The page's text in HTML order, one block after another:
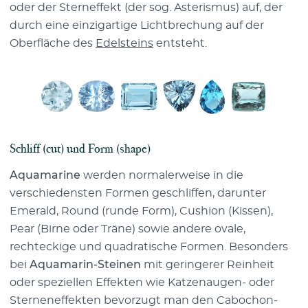
oder der Sterneffekt (der sog. Asterismus) auf, der
durch eine einzigartige Lichtbrechung auf der
Oberfläche des Edelsteins entsteht.
Schliff (cut) und Form (shape)
Aquamarine werden normalerweise in die
verschiedensten Formen geschliffen, darunter
Emerald, Round (runde Form), Cushion (Kissen),
Pear (Birne oder Träne) sowie andere ovale,
rechteckige und quadratische Formen. Besonders
bei Aquamarin-Steinen mit geringerer Reinheit
oder speziellen Effekten wie Katzenaugen- oder
Sterneneffekten bevorzugt man den Cabochon-